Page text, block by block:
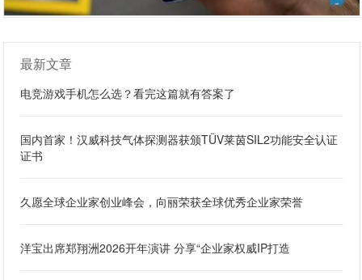
最新文章
电竞游戏手机怎么选？看完这篇就有答案了
国内首家！汉威科技气体探测器获颁TÜV莱茵SIL2功能安全认证
证书
久愿全球企业家创业峰会，向丽荣获全球优秀企业家荣誉
洋宝出席郑翔洲2026开年演讲 分享“企业家权威IP打造